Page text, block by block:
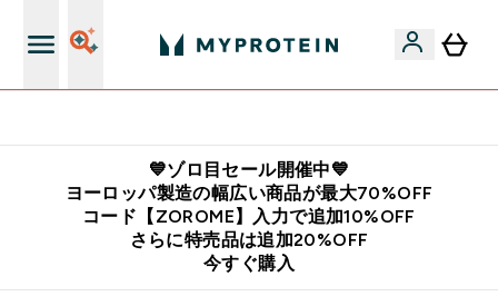
💙ゾロ目セール開催中💙
ヨーロッパ製造の幅広い商品が最大70%OFF
コード【ZOROME】入力で追加10%OFF
さらに特売品は追加20%OFF
今すぐ購入